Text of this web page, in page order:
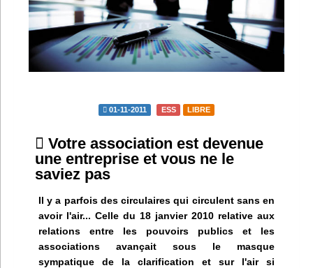
Infos
Divers
Désabo Lettrasso
Nous contacter
01-11-2011 ESS LIBRE
Votre association est devenue
une entreprise et vous ne le
saviez pas
Il y a parfois des circulaires qui circulent sans en
avoir l'air... Celle du 18 janvier 2010 relative aux
relations entre les pouvoirs publics et les
associations avançait sous le masque
sympatique de la clarification et sur l'air si